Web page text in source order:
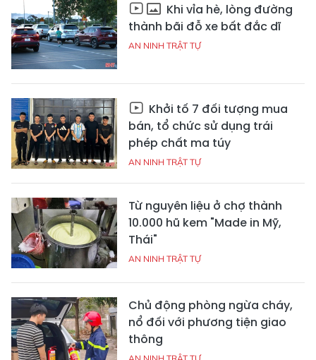
Khi vỉa hè, lòng đường
thành bãi đỗ xe bất đắc dĩ
AN NINH TRẬT TỰ
Khởi tố 7 đối tượng mua
bán, tổ chức sử dụng trái
phép chất ma túy
AN NINH TRẬT TỰ
Từ nguyên liệu ở chợ thành
10.000 hũ kem "Made in Mỹ,
Thái"
AN NINH TRẬT TỰ
Chủ động phòng ngừa cháy,
nổ đối với phương tiện giao
thông